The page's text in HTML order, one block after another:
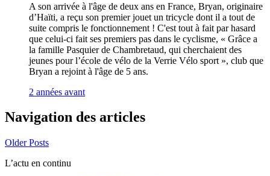
A son arrivée à l'âge de deux ans en France, Bryan, originaire
d’Haïti, a reçu son premier jouet un tricycle dont il a tout de
suite compris le fonctionnement ! C'est tout à fait par hasard
que celui-ci fait ses premiers pas dans le cyclisme, « Grâce a
la famille Pasquier de Chambretaud, qui cherchaient des
jeunes pour l’école de vélo de la Verrie Vélo sport », club que
Bryan a rejoint à l'âge de 5 ans.
2 années avant
Navigation des articles
Older Posts
L’actu en continu